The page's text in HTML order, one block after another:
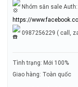
Nhóm săn sale Auth:
https://
0987256229 ( call,
Tình trạng: Mới 100%
Giao hàng: Toàn quốc